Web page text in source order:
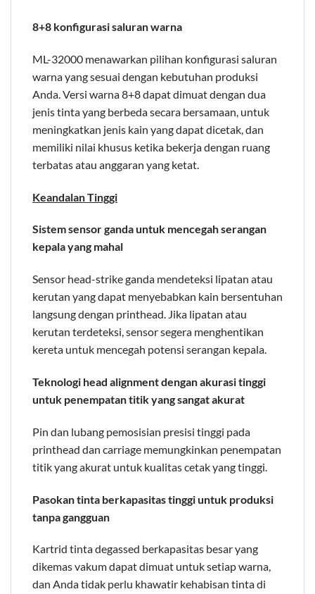
8+8 konfigurasi saluran warna
ML-32000 menawarkan pilihan konfigurasi saluran
warna yang sesuai dengan kebutuhan produksi
Anda. Versi warna 8+8 dapat dimuat dengan dua
jenis tinta yang berbeda secara bersamaan, untuk
meningkatkan jenis kain yang dapat dicetak, dan
memiliki nilai khusus ketika bekerja dengan ruang
terbatas atau anggaran yang ketat.
Keandalan Tinggi
Sistem sensor ganda untuk mencegah serangan
kepala yang mahal
Sensor head-strike ganda mendeteksi lipatan atau
kerutan yang dapat menyebabkan kain bersentuhan
langsung dengan printhead. Jika lipatan atau
kerutan terdeteksi, sensor segera menghentikan
kereta untuk mencegah potensi serangan kepala.
Teknologi head alignment dengan akurasi tinggi
untuk penempatan titik yang sangat akurat
Pin dan lubang pemosisian presisi tinggi pada
printhead dan carriage memungkinkan penempatan
titik yang akurat untuk kualitas cetak yang tinggi.
Pasokan tinta berkapasitas tinggi untuk produksi
tanpa gangguan
Kartrid tinta degassed berkapasitas besar yang
dikemas vakum dapat dimuat untuk setiap warna,
dan Anda tidak perlu khawatir kehabisan tinta di